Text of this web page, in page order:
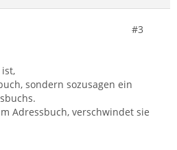
#3
sondern sozusagen ein
Adressbuch, verschwindet sie